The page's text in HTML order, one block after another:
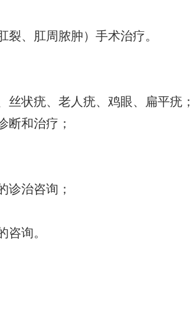
、肛周脓肿）手术治疗。
状疣、老人疣、鸡眼、扁平疣；
断和治疗；
治咨询；
询。